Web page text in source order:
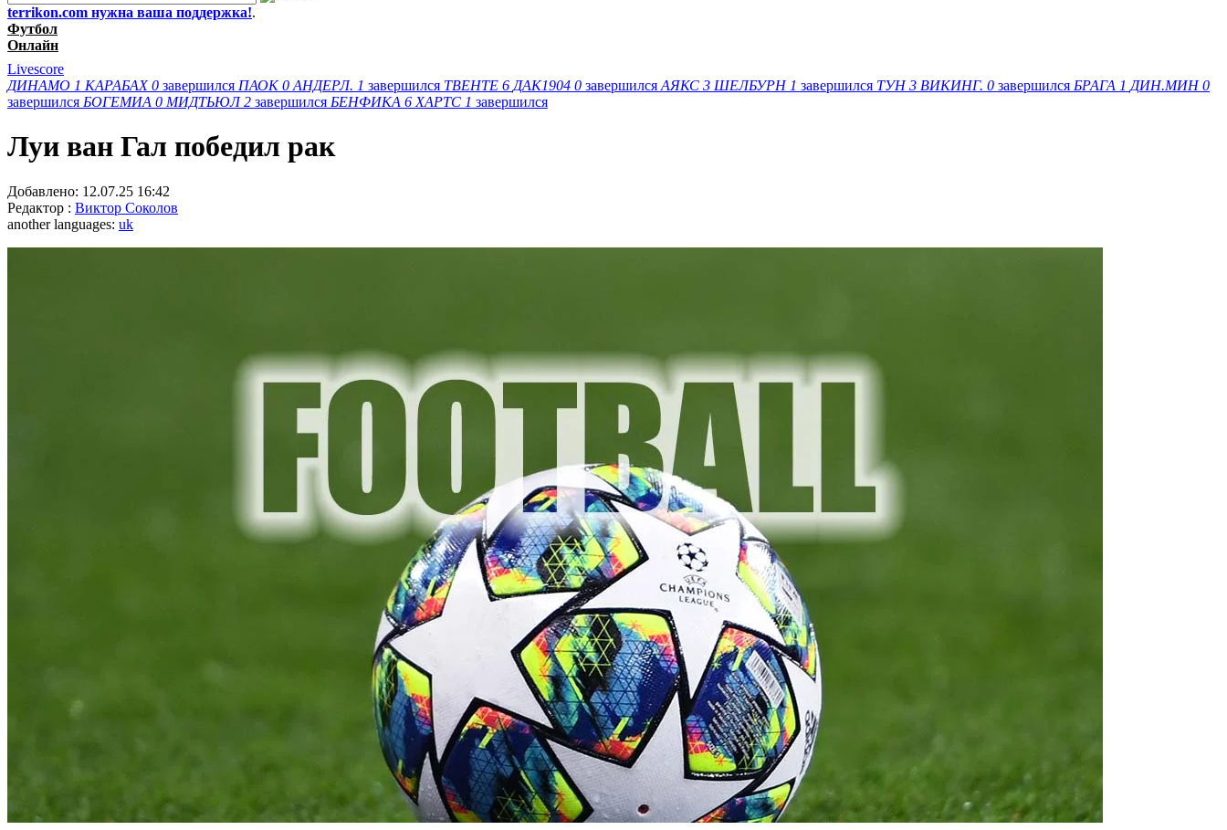
terrikon.com нужна ваша поддержка!.
Футбол
Онлайн
Livescore
ДИНАМО 1 КАРАБАХ 0 завершился ПАОК 0 АНДЕРЛ. 1 завершился ТВЕНТЕ 6 ДАК1904 0 завершился АЯКС 3 ШЕЛБУРН 1 завершился ТУН 3 ВИКИНГ. 0 завершился БРАГА 1 ДИН.МИН 0
завершился БОГЕМИА 0 МИДТЬЮЛ 2 завершился БЕНФИКА 6 ХАРТС 1 завершился
Луи ван Гал победил рак
Добавлено: 12.07.25 16:42
Редактор : Виктор Соколов
another languages: uk